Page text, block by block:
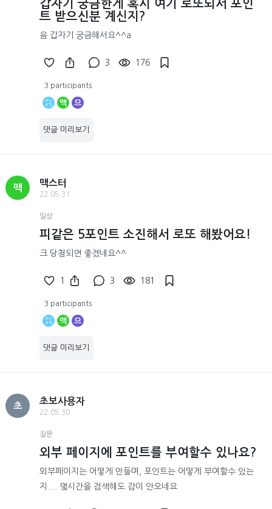
갑자기 궁금한게 혹시 여기 로또되서 포인
트 받으신분 계신지?
음 갑자기 궁금해서요^^a
3 176
3 participants
맥 므
댓글 미리보기
맥
맥스터
22.05.31
일상
피같은 5포인트 소진해서 로또 해봤어요!
크 당첨되면 좋겠네요^^
1 3 181
3 participants
맥 므
댓글 미리보기
초
초보사용자
22.05.30
질문
외부 페이지에 포인트를 부여할수 있나요?
외부페이지는 어떻게 만들며, 포인트는 어떻게 부여할수 있는
지.... 몇시간을 검색해도 감이 안오네요